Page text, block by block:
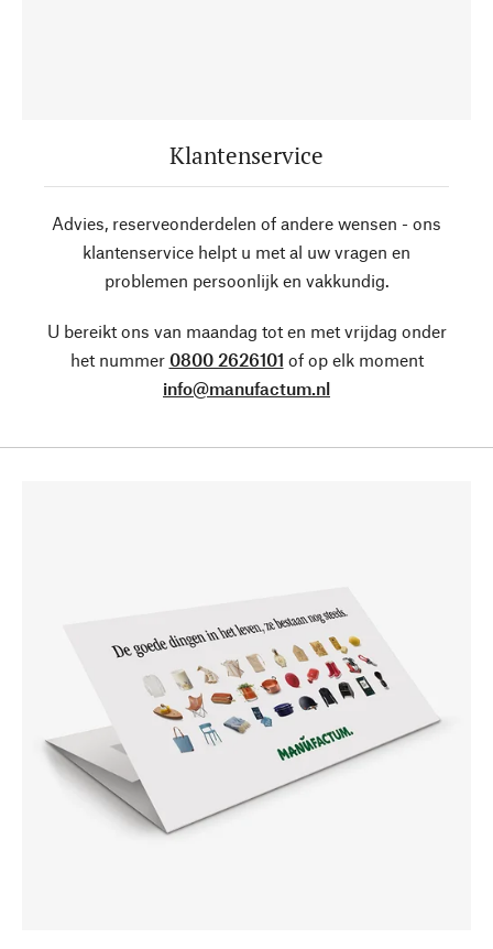
Klantenservice
Advies, reserveonderdelen of andere wensen - ons
klantenservice helpt u met al uw vragen en
problemen persoonlijk en vakkundig.
U bereikt ons van maandag tot en met vrijdag onder
het nummer 0800 2626101 of op elk moment
info@manufactum.nl